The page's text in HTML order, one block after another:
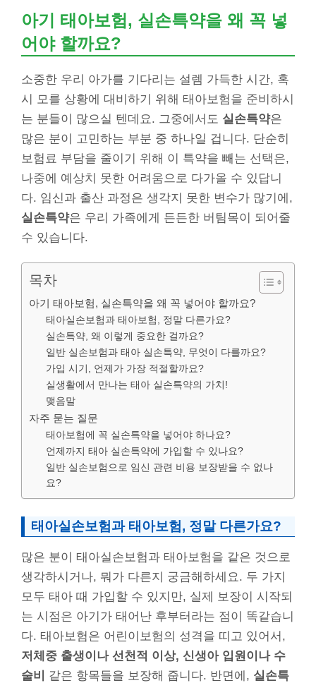
아기 태아보험, 실손특약을 왜 꼭 넣
어야 할까요?
소중한 우리 아가를 기다리는 설렘 가득한 시간, 혹
시 모를 상황에 대비하기 위해 태아보험을 준비하시
는 분들이 많으실 텐데요. 그중에서도 실손특약은
많은 분이 고민하는 부분 중 하나일 겁니다. 단순히
보험료 부담을 줄이기 위해 이 특약을 빼는 선택은,
나중에 예상치 못한 어려움으로 다가올 수 있답니
다. 임신과 출산 과정은 생각지 못한 변수가 많기에,
실손특약은 우리 가족에게 든든한 버팀목이 되어줄
수 있습니다.
목차
아기 태아보험, 실손특약을 왜 꼭 넣어야 할까요?
태아실손보험과 태아보험, 정말 다른가요?
실손특약, 왜 이렇게 중요한 걸까요?
일반 실손보험과 태아 실손특약, 무엇이 다를까요?
가입 시기, 언제가 가장 적절할까요?
실생활에서 만나는 태아 실손특약의 가치!
맺음말
자주 묻는 질문
태아보험에 꼭 실손특약을 넣어야 하나요?
언제까지 태아 실손특약에 가입할 수 있나요?
일반 실손보험으로 임신 관련 비용 보장받을 수 없나
요?
태아실손보험과 태아보험, 정말 다른가요?
많은 분이 태아실손보험과 태아보험을 같은 것으로
생각하시거나, 뭐가 다른지 궁금해하세요. 두 가지
모두 태아 때 가입할 수 있지만, 실제 보장이 시작되
는 시점은 아기가 태어난 후부터라는 점이 똑같습니
다. 태아보험은 어린이보험의 성격을 띠고 있어서,
저체중 출생이나 선천적 이상, 신생아 입원이나 수
술비
같은 항목들을 보장해 줍니다. 반면에, 실손특